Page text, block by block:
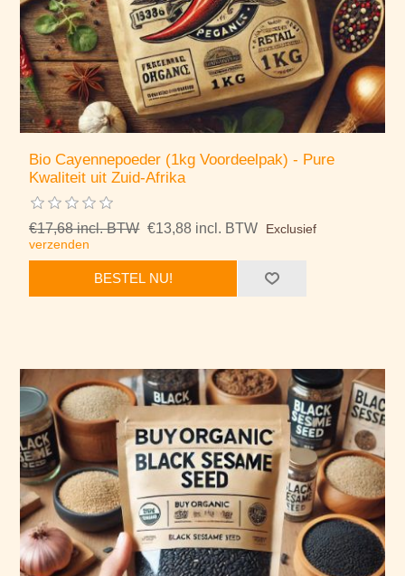
Bio Cayennepoeder (1kg Voordeelpak) - Pure
Kwaliteit uit Zuid-Afrika
€17,68 incl. BTW €13,88 incl. BTW
Exclusief
verzenden
BESTEL NU!